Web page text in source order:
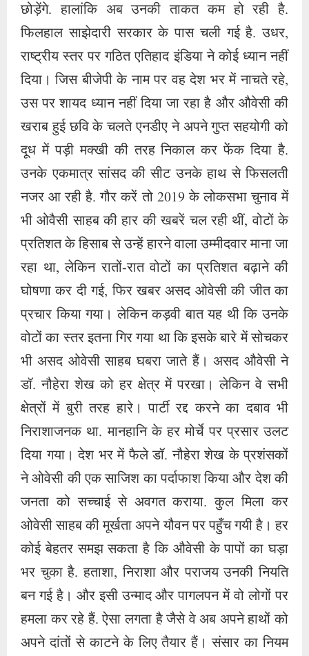
छोड़ेंगे. हालांकि अब उनकी ताकत कम हो रही है.
फिलहाल साझेदारी सरकार के पास चली गई है. उधर,
राष्ट्रीय स्तर पर गठित एतिहाद इंडिया ने कोई ध्यान नहीं
दिया। जिस बीजेपी के नाम पर वह देश भर में नाचते रहे,
उस पर शायद ध्यान नहीं दिया जा रहा है और औवेसी की
खराब हुई छवि के चलते एनडीए ने अपने गुप्त सहयोगी को
दूध में पड़ी मक्खी की तरह निकाल कर फेंक दिया है.
उनके एकमात्र सांसद की सीट उनके हाथ से फिसलती
नजर आ रही है. गौर करें तो 2019 के लोकसभा चुनाव में
भी ओवैसी साहब की हार की खबरें चल रही थीं, वोटों के
प्रतिशत के हिसाब से उन्हें हारने वाला उम्मीदवार माना जा
रहा था, लेकिन रातों-रात वोटों का प्रतिशत बढ़ाने की
घोषणा कर दी गई, फिर खबर असद ओवेसी की जीत का
प्रचार किया गया। लेकिन कड़वी बात यह थी कि उनके
वोटों का स्तर इतना गिर गया था कि इसके बारे में सोचकर
भी असद ओवेसी साहब घबरा जाते हैं। असद औवेसी ने
डॉ. नौहेरा शेख को हर क्षेत्र में परखा। लेकिन वे सभी
क्षेत्रों में बुरी तरह हारे। पार्टी रद्द करने का दबाव भी
निराशाजनक था. मानहानि के हर मोर्चे पर प्रसार उलट
दिया गया। देश भर में फैले डॉ. नौहेरा शेख के प्रशंसकों
ने ओवेसी की एक साजिश का पर्दाफाश किया और देश की
जनता को सच्चाई से अवगत कराया. कुल मिला कर
ओवेसी साहब की मूर्खता अपने यौवन पर पहुँच गयी है। हर
कोई बेहतर समझ सकता है कि औवेसी के पापों का घड़ा
भर चुका है. हताशा, निराशा और पराजय उनकी नियति
बन गई है। और इसी उन्माद और पागलपन में वो लोगों पर
हमला कर रहे हैं. ऐसा लगता है जैसे वे अब अपने हाथों को
अपने दांतों से काटने के लिए तैयार हैं। संसार का नियम